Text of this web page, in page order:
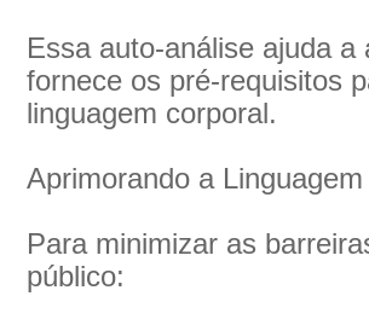
Essa auto-análise ajuda
fornece os pré-requisitos
linguagem corporal.
Aprimorando a
Para minimizar as
público: